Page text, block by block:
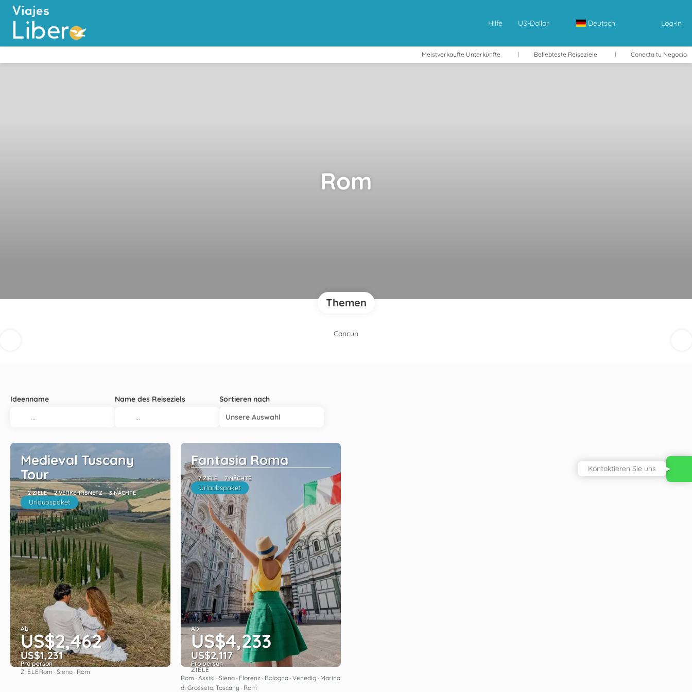
Hilfe US-Dollar Deutsch Log-in
Meistverkaufte Unterkünfte Beliebteste Reiseziele Conecta tu Negocio
Rom
Themen
Cancun
Ideenname Name des Reiseziels
Sortieren nach
Unsere Auswahl
Medieval Tuscany
Tour
2 ZIELE 2 VERKEHRSNETZ 3 NÄCHTE
Urlaubspaket
Ab
US$2,462
US$1,231
Pro person
Sehen
ZIELE Rom · Siena · Rom
Fantasia Roma
7 ZIELE 7 NÄCHTE
Urlaubspaket
Ab
US$4,233
US$2,117
Pro person
Sehen
ZIELE
Rom · Assisi · Siena · Florenz · Bologna · Venedig · Marina
di Grosseto, Toscany · Rom
Kontaktieren Sie uns